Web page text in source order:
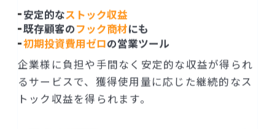
安定的なストック収益
既存顧客のフック商材にも
初期投資費用ゼロの営業ツール
企業様に負担や手間なく安定的な収益が得られ
るサービスで、獲得使用量に応じた継続的なス
トック収益を得られます。